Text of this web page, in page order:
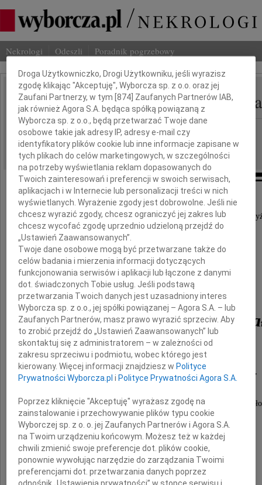
Nekrologi Odeszli Poradnik pogrzebowy
IMIĘ I NAZWISKO: Elżbieta Rusiecka-
REGION: Warszawa
DATA EMISJI: 05.06.2026
29 maja 2026 roku odeszła na wieczny lekarski
dr n.med.
Elżbieta Rusiecka-
nasza serdeczna Przyjaciółka
pasjonatka medycyny, wielce oddana chorym,
zawsze szukająca w życiu pozytywów.
Żegnaj Elu, będzie nam Ciebie bardzo
Składamy wyrazy najgłębszego współczucia
Rodzinie
Dbamy o Twoją prywatność
Droga Użytkowniczko, Drogi Użytkowniku, jeśli wyrazisz
zgodę klikając "Akceptuję", Wyborcza sp. z o.o. oraz jej
Zaufani Partnerzy, w tym [874 ] Zaufanych Partnerów IAB,
jak również Agora S.A. będąca spółką powiązaną z
Wyborcza sp. z o.o., będą przetwarzać Twoje dane
osobowe takie jak adresy IP, adresy e-mail czy
identyfikatory plików cookie lub inne informacje zapisane w
tych plikach do celów marketingowych, w szczególności
na potrzeby wyświetlania reklam dopasowanych do
Twoich zainteresowań i preferencji w swoich serwisach,
aplikacjach i w Internecie lub personalizacji treści w nich
wyświetlanych. Wyrażenie zgody jest dobrowolne. Jeśli nie
chcesz wyrazić zgody, chcesz ograniczyć jej zakres lub
chcesz wycofać zgodę uprzednio udzieloną przejdź do
„Ustawień Zaawansowanych”.
Twoje dane osobowe mogą być przetwarzane także do
celów badania i mierzenia informacji dotyczących
funkcjonowania serwisów i aplikacji lub łączone z danymi
dot. świadczonych Tobie usług. Jeśli podstawą
przetwarzania Twoich danych jest uzasadniony interes
Wyborcza sp. z o.o., jej spółki powiązanej – Agora S.A. – lub
Zaufanych Partnerów, masz prawo wyrazić sprzeciw. Aby
to zrobić przejdź do „Ustawień Zaawansowanych” lub
skontaktuj się z administratorem – w zależności od
zakresu sprzeciwu i podmiotu, wobec którego jest
kierowany. Więcej informacji znajdziesz w Polityce
Prywatności Wyborcza.pl i Polityce Prywatności Agora S.A.
Poprzez kliknięcie "Akceptuję" wyrażasz zgodę na
zainstalowanie i przechowywanie plików typu cookie
Wyborczej sp. z o. o. jej Zaufanych Partnerów i Agora S.A.
na Twoim urządzeniu końcowym. Możesz też w każdej
chwili zmienić swoje preferencje dot. plików cookie,
ponownie wywołując narzędzie do zarządzania Twoimi
preferencjami dot. przetwarzania danych poprzez